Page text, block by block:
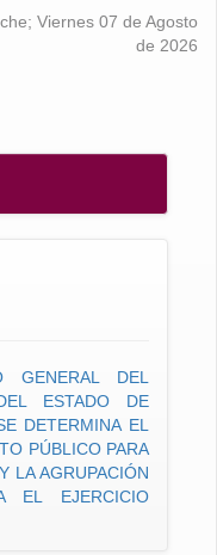
Viernes 07 de Agosto
de 2026
GENERAL DEL
ESTADO DE
DETERMINA EL
PÚBLICO PARA
LA AGRUPACIÓN
EL EJERCICIO